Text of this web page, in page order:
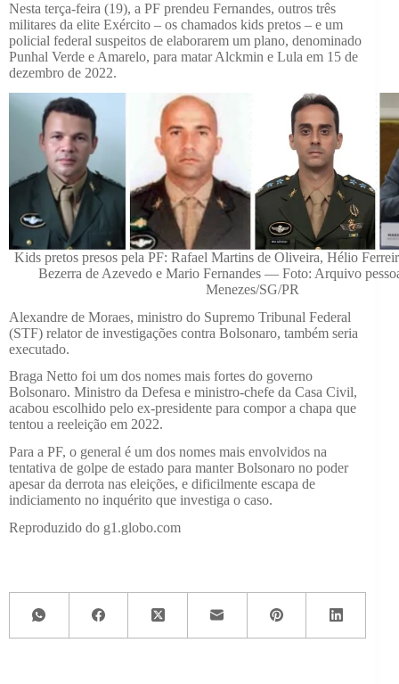
Nesta terça-feira (19), a PF prendeu Fernandes, outros três
militares da elite Exército – os chamados kids pretos – e um
policial federal suspeitos de elaborarem um plano, denominado
Punhal Verde e Amarelo, para matar Alckmin e Lula em 15 de
dezembro de 2022.
Kids pretos presos pela PF: Rafael Martins de Oliveira, Hélio
Bezerra de Azevedo e Mario Fernandes — Foto: Arquivo
Menezes/SG/PR
Alexandre de Moraes, ministro do Supremo Tribunal Federal
(STF) relator de investigações contra Bolsonaro, também seria
executado.
Braga Netto foi um dos nomes mais fortes do governo
Bolsonaro. Ministro da Defesa e ministro-chefe da Casa Civil,
acabou escolhido pelo ex-presidente para compor a chapa que
tentou a reeleição em 2022.
Para a PF, o general é um dos nomes mais envolvidos na
tentativa de golpe de estado para manter Bolsonaro no poder
apesar da derrota nas eleições, e dificilmente escapa de
indiciamento no inquérito que investiga o caso.
Reproduzido do g1.globo.com